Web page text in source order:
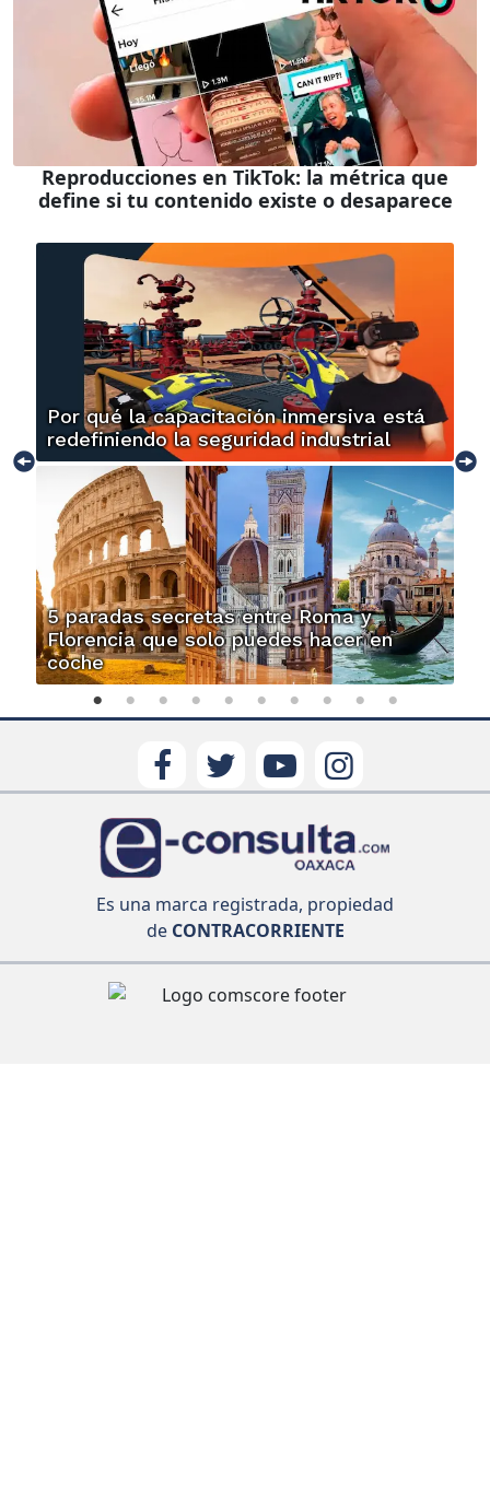
Reproducciones en TikTok: la métrica que
define si tu contenido existe o desaparece
Por qué la capacitación inmersiva está
redefiniendo la seguridad industrial
5 paradas secretas entre Roma y
Florencia que solo puedes hacer en
coche
Es una marca registrada, propiedad
deCONTRACORRIENTE